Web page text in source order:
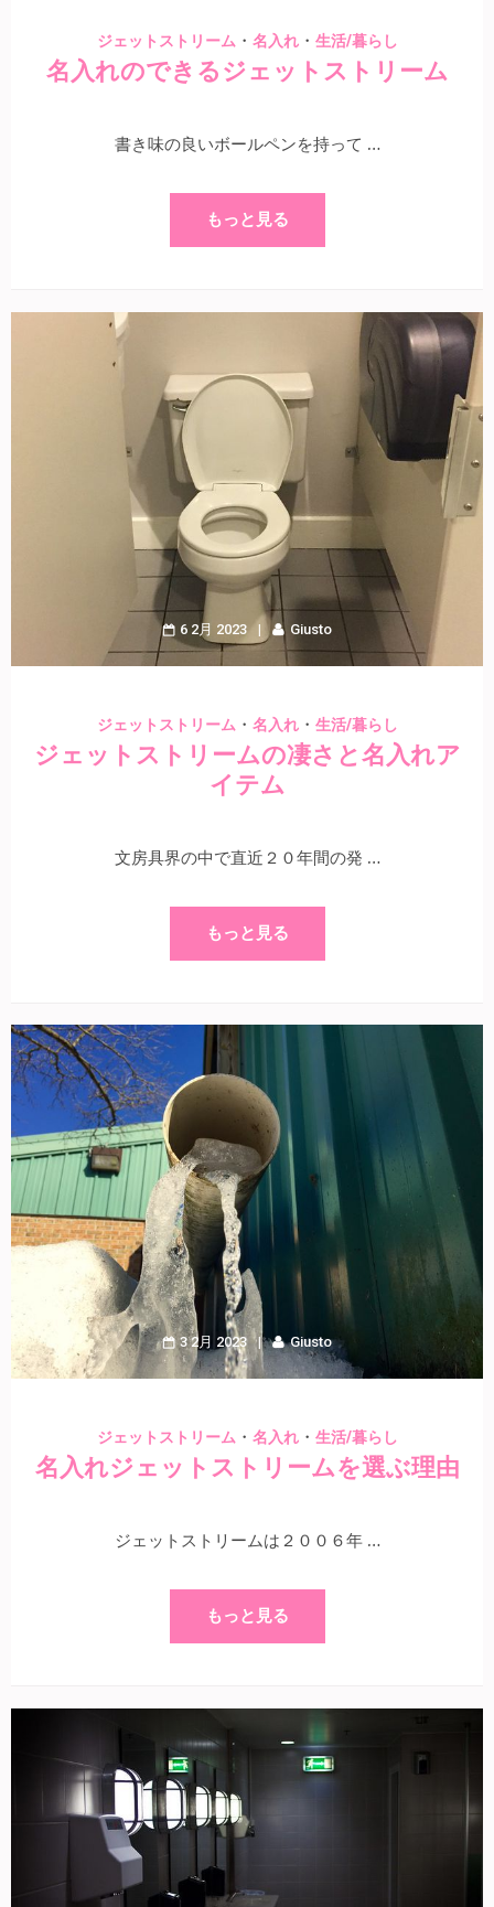
ジェットストリーム・ 名入れ・ 生活/暮らし
名入れのできるジェットストリーム
書き味の良いボールペンを持って …
もっと見る
6 2月 2023 Giusto
ジェットストリーム・ 名入れ・ 生活/暮らし
ジェットストリームの凄さと名入れア
イテム
文房具界の中で直近２０年間の発 …
もっと見る
3 2月 2023 Giusto
ジェットストリーム・ 名入れ・ 生活/暮らし
名入れジェットストリームを選ぶ理由
ジェットストリームは２００６年 …
もっと見る